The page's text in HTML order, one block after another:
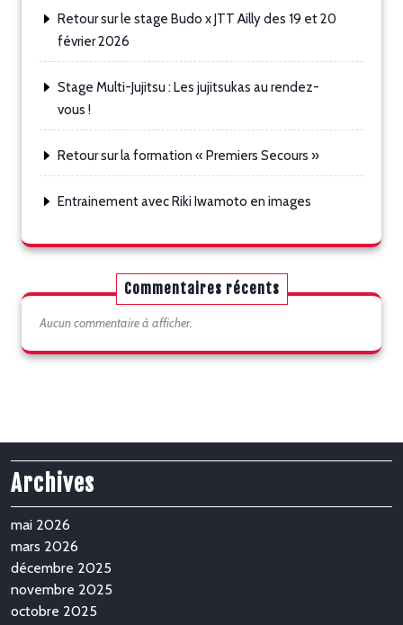
Retour sur le stage Budo x JTT Ailly des 19 et 20
février 2026
Stage Multi-Jujitsu : Les jujitsukas au rendez-
vous !
Retour sur la formation « Premiers Secours »
Entrainement avec Riki Iwamoto en images
Commentaires récents
Aucun commentaire à afficher.
Archives
mai 2026
mars 2026
décembre 2025
novembre 2025
octobre 2025